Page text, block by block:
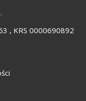
, KRS 0000690892